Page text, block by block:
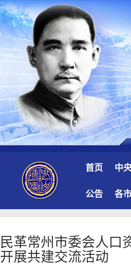
首页 中
公告 各
民革常州市委会人口
开展共建交流活动